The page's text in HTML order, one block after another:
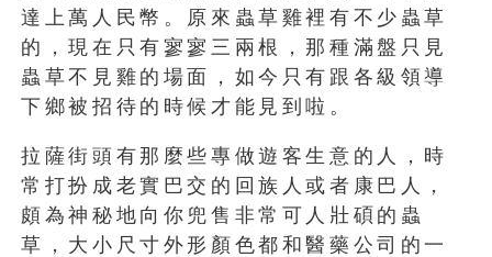
達上萬人民幣。原來蟲草雞裡有不少蟲草
的，現在只有寥寥三兩根，那種滿盤只見
蟲草不見雞的場面，如今只有跟各級領導
下鄉被招待的時候才能見到啦。
拉薩街頭有那麼些專做遊客生意的人，時
常打扮成老實巴交的回族人或者康巴人，
頗為神秘地向你兜售非常可人壯碩的蟲
草，大小尺寸外形顏色都和醫藥公司的一